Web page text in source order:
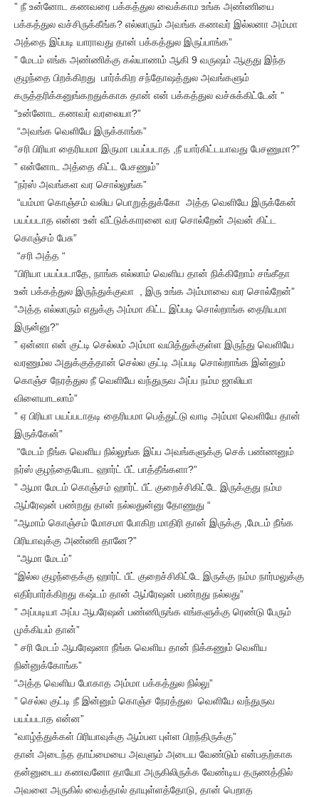
” நீ உன்னோட கணவரை பக்கத்துல வைக்காம உங்க அண்ணியை
பக்கத்துல வச்சிருக்கீங்க? எல்லாரும் அவங்க கணவர் இல்லனா அம்மா
அத்தை இப்படி யாராவது தான் பக்கத்துல இருப்பாங்க”
” மேடம் எங்க அண்ணிக்கு கல்யாணம் ஆகி 9 வருஷம் ஆகுது இந்த
குழந்தை பிறக்கிறது பார்க்கிற சந்தோஷத்துல அவங்களும்
கருத்தரிக்கனுங்கறதுக்காக தான் என் பக்கத்துல வச்சுக்கிட்டேன் ”
“உன்னோட கணவர் வரலையா?”
“அவங்க வெளியே இருக்காங்க”
“சரி பிரியா தைரியமா இருமா பயப்படாத ,நீ யார்கிட்டயாவது பேசணுமா?”
” என்னோட அத்தை கிட்ட பேசணும்”
“நர்ஸ் அவங்கள வர சொல்லுங்க”
“யம்மா கொஞ்சம் வலிய பொறுத்துக்கோ அத்த வெளியே இருக்கேன்
பயப்படாத என்ன உன் வீட்டுக்காரனை வர சொல்றேன் அவன் கிட்ட
கொஞ்சம் பேசு”
“சரி அத்த “
“பிரியா பயப்படாதே, நாங்க எல்லாம் வெளிய தான் நிக்கிறோம் சங்கீதா
உன் பக்கத்துல இருந்துக்குவா , இரு உங்க அம்மாவை வர சொல்றேன்”
“அத்த எல்லாரும் எதுக்கு அம்மா கிட்ட இப்படி சொல்றாங்க தைரியமா
இருன்னு?”
” ஏன்னா என் குட்டி செல்லம் அம்மா வயித்துக்குள்ள இருந்து வெளியே
வரணும்ல அதுக்குத்தான் செல்ல குட்டி அப்படி சொல்றாங்க இன்னும்
கொஞ்ச நேரத்துல நீ வெளியே வந்துருவ அப்ப நம்ம ஜாலியா
விளையாடலாம்”
” ஏ பிரியா பயப்படாதடி தைரியமா பெத்துட்டு வாடி அம்மா வெளியே தான்
இருக்கேன்”
“மேடம் நீங்க வெளிய நில்லுங்க இப்ப அவங்களுக்கு செக் பண்ணனும்
நர்ஸ் குழந்தையோட ஹார்ட் பீட் பாத்தீங்களா?”
” ஆமா மேடம் கொஞ்சம் ஹார்ட் பீட் குறைச்சிகிட்டே இருக்குது நம்ம
ஆப்ரேஷன் பண்றது தான் நல்லதுன்னு தோணுது “
“ஆமாம் கொஞ்சம் மோசமா போகிற மாதிரி தான் இருக்கு ,மேடம் நீங்க
பிரியாவுக்கு அண்ணி தானே?”
“ஆமா மேடம்”
“இல்ல குழந்தைக்கு ஹார்ட் பீட் குறைச்சிகிட்டே இருக்கு நம்ம நார்மலுக்கு
எதிர்பார்க்கிறது கஷ்டம் தான் ஆப்ரேஷன் பண்றது நல்லது”
” அப்படியா அப்ப ஆபரேஷன் பண்ணிருங்க எங்களுக்கு ரெண்டு பேரும்
முக்கியம் தான்”
” சரி மேடம் ஆபரேஷனா நீங்க வெளிய தான் நிக்கணும் வெளிய
நின்னுக்கோங்க”
“அத்த வெளிய போகாத அம்மா பக்கத்துல நில்லு”
” செல்ல குட்டி நீ இன்னும் கொஞ்ச நேரத்துல வெளியே வந்துருவ
பயப்படாத என்ன”
“வாழ்த்துக்கள் பிரியாவுக்கு ஆம்பள புள்ள பிறந்திருக்கு”
தான் அடைந்த தாய்மையை அவளும் அடைய வேண்டும் என்பதற்காக
தன்னுடைய கணவனோ தாயோ அருகிலிருக்க வேண்டிய தருணத்தில்
அவளை அருகில் வைத்தால் தாயுள்ளத்தோடு, தான் பெறாத